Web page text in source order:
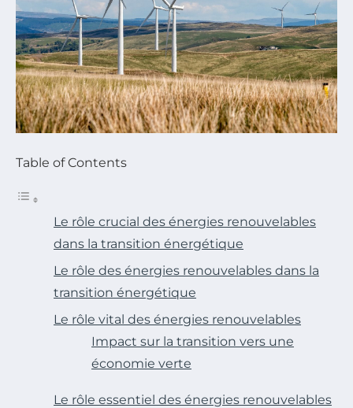
Table of Contents
Le rôle crucial des énergies renouvelables
dans la transition énergétique
Le rôle des énergies renouvelables dans la
transition énergétique
Le rôle vital des énergies renouvelables
Impact sur la transition vers une
économie verte
Le rôle essentiel des énergies renouvelables